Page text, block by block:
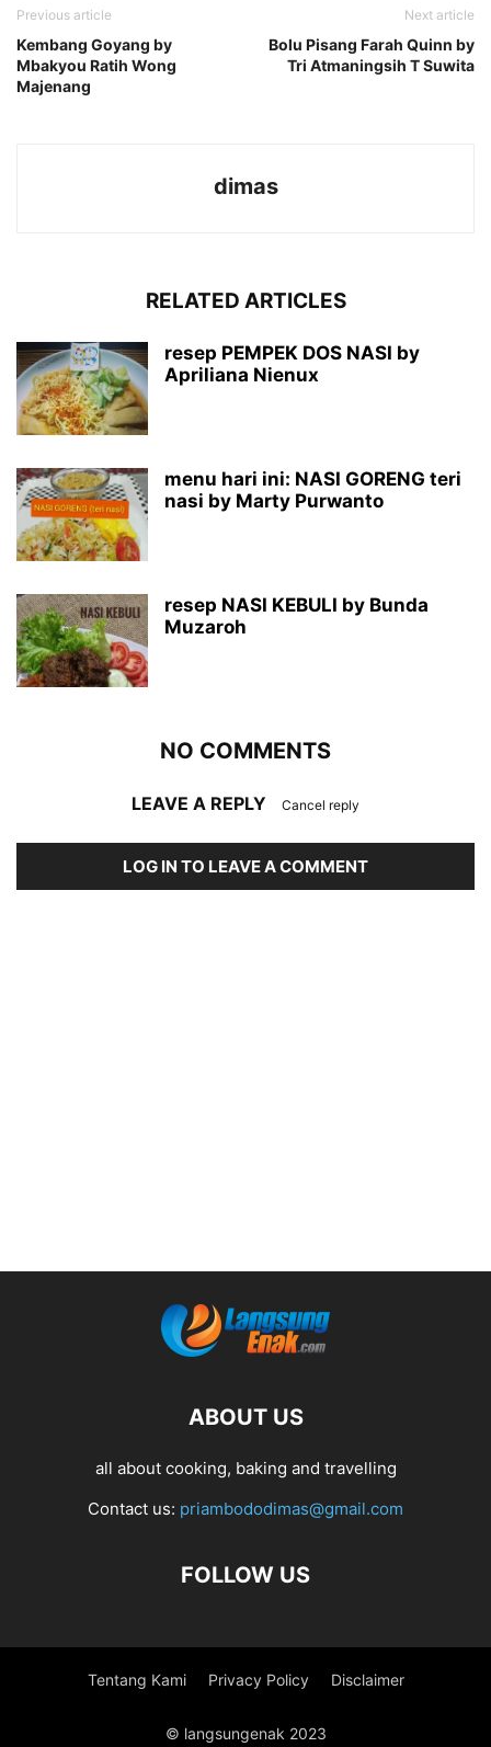
Previous article
Kembang Goyang by
Mbakyou Ratih Wong
Majenang
Next article
Bolu Pisang Farah Quinn by
Tri Atmaningsih T Suwita
dimas
RELATED ARTICLES
resep PEMPEK DOS NASI by
Apriliana Nienux
menu hari ini: NASI GORENG teri
nasi by Marty Purwanto
resep NASI KEBULI by Bunda
Muzaroh
NO COMMENTS
LEAVE A REPLY Cancel reply
LOG IN TO LEAVE A COMMENT
ABOUT US
all about cooking, baking and travelling
Contact us: priambododimas@gmail.com
FOLLOW US
Tentang Kami Privacy Policy Disclaimer
© langsungenak 2023